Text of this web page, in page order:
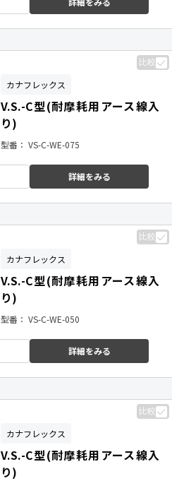
比較
カナフレックス
V.S.-C型(耐摩耗用アース線入
り)
型番： VS-C-WE-075
詳細をみる
比較
カナフレックス
V.S.-C型(耐摩耗用アース線入
り)
型番： VS-C-WE-050
詳細をみる
比較
カナフレックス
V.S.-C型(耐摩耗用アース線入
り)